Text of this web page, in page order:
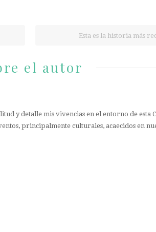
Esta es la historia más
el autor
y detalle mis vivencias en el entorno de esta
principalmente culturales, acaecidos en